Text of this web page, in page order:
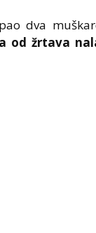
dva
od žrtava